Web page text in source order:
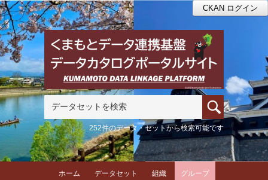
CKAN ログイン
252件のデータ・セットから検索可能です
ホーム データセット 組織 グループ